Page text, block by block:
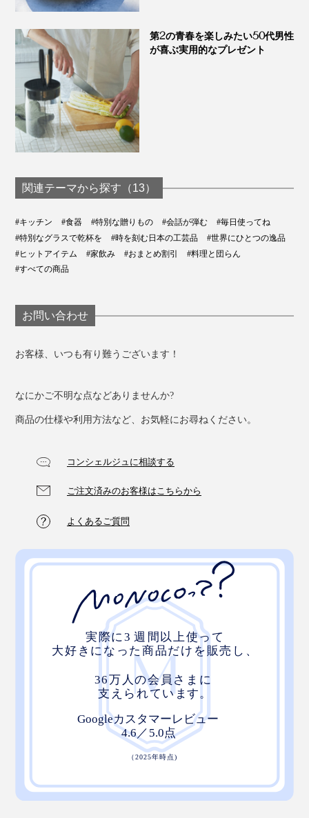
第2の青春を楽しみたい50代男性
が喜ぶ実用的なプレゼント
関連テーマから探す（13）
#キッチン #食器 #特別な贈りもの #会話が弾む
#毎日使ってね
#特別なグラスで乾杯を
#時を刻む日本の工芸品
#世界にひとつの逸品
#ヒットアイテム
#家飲み #おまとめ割引
#料理と団らん
#すべての商品
お問い合わせ
お客様、いつも有り難うございます！
なにかご不明な点などありませんか?
商品の仕様や利用方法など、お気軽にお尋ねください。
コンシェルジュに相談する
ご注文済みのお客様はこちらから
よくあるご質問